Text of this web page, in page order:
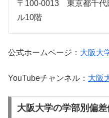
〒100-0013 東京都千
ル10階
公式ホームページ： 大阪大
YouTubeチャンネル： 大阪
大阪大学の学部別偏差